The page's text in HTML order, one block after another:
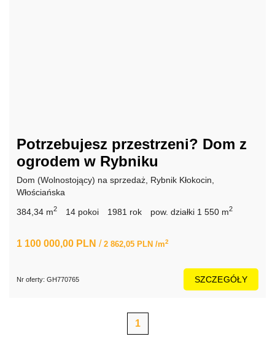
Potrzebujesz przestrzeni? Dom z
ogrodem w Rybniku
Dom (Wolnostojący) na sprzedaż, Rybnik Kłokocin,
Włościańska
384,34 m2 14 pokoi 1981 rok pow. działki 1 550 m2
1 100 000,00 PLN / 2 862,05 PLN /m2
Nr oferty: GH770765 SZCZEGÓŁY
1